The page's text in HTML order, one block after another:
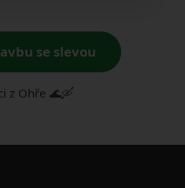
se slevou
z Ohře 🌊🛶